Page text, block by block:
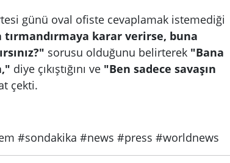
günü oval ofiste cevaplamak istemediği
karar verirse, buna
sorusu olduğunu belirterek "Bana
diye çıkıştığını ve "Ben sadece savaşın
çekti.
#sondakika #news #press #worldnews